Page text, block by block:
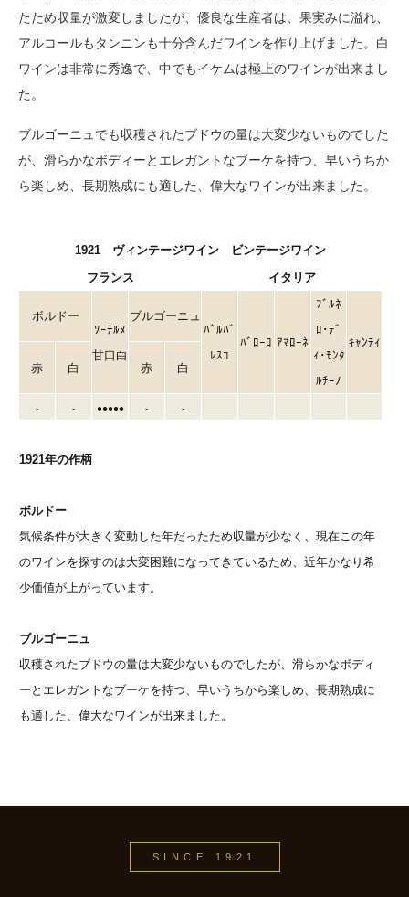
たため収量が激変しましたが、優良な生産者は、果実みに溢れ、
アルコールもタンニンも十分含んだワインを作り上げました。白
ワインは非常に秀逸で、中でもイケムは極上のワインが出来まし
た。
ブルゴーニュでも収穫されたブドウの量は大変少ないものでした
が、滑らかなボディーとエレガントなブーケを持つ、早いうちか
ら楽しめ、長期熟成にも適した、偉大なワインが出来ました。
1921 ヴィンテージワイン ビンテージワイン
フランス
イタリア
ボルドー
ｿｰﾃﾙﾇ
甘口白
ブルゴーニュ
ﾊﾞﾙﾊﾞ
ﾚｽｺ
ﾊﾞﾛｰﾛ ｱﾏﾛｰﾈ
ﾌﾞﾙﾈ
ﾛ･ﾃﾞ
ｨ･ﾓﾝﾀ
ﾙﾁｰﾉ
ｷｬﾝﾃｨ
赤
白 赤 白
- - ●●●●● - -
1921年の作柄
ボルドー
気候条件が大きく変動した年だったため収量が少なく、現在この年
のワインを探すのは大変困難になってきているため、近年かなり希
少価値が上がっています。
ブルゴーニュ
収穫されたブドウの量は大変少ないものでしたが、滑らかなボディ
ーとエレガントなブーケを持つ、早いうちから楽しめ、長期熟成に
も適した、偉大なワインが出来ました。
SINCE 1921